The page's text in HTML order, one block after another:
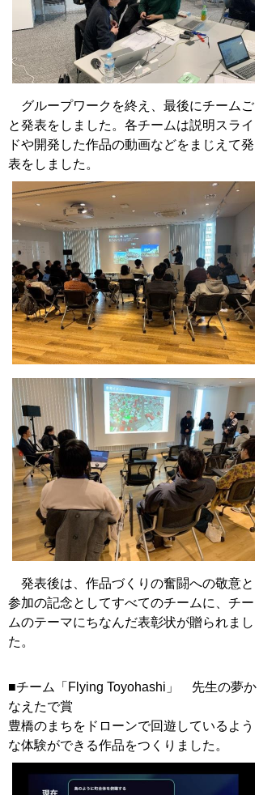
グループワークを終え、最後にチームご
と発表をしました。各チームは説明スライ
ドや開発した作品の動画などをまじえて発
表をしました。
発表後は、作品づくりの奮闘への敬意と
参加の記念としてすべてのチームに、チー
ムのテーマにちなんだ表彰状が贈られまし
た。
■チーム「Flying Toyohashi」 先生の夢か
なえたで賞
豊橋のまちをドローンで回遊しているよう
な体験ができる作品をつくりました。